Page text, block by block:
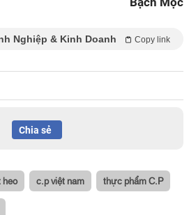
Nghiệp & Kinh Doanh Copy link
Chia sẻ
heo c.p việt nam thực phẩm C.P